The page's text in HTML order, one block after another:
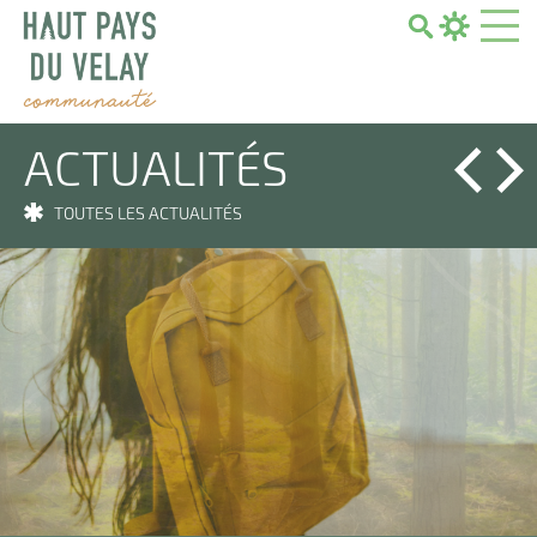
ACTUALITÉS
TOUTES LES ACTUALITÉS